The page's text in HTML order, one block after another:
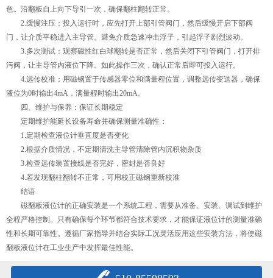
色。沿翻板自上向下导引一次，确保翻柱翻转正常。
2.缓慢注压：投入运行时，应先打开上部引管阀门，然后缓慢开启下部阀
门，让介质平稳进入主导管。避免介质急速冲击浮子，引起浮子剧烈波动。
3.多次测试：观察磁性红白球翻转是否正常，然后关闭下引管阀门，打开排
污阀，让主导管内液位下降。如此操作三次，确认正常后即可投入运行。
4.远传校准：用磁钢置于传感器零位和满量程位置，调整远传变送器，确保
液位为0时输出4mA，满量程时输出20mA。
四、维护与保养：保证长期稳定
定期维护能延长设备寿命并确保测量准确性：
1.定期检查液位计垂直度是否变化
2.根据介质情况，不定期清洗主导管清除管内沉积物杂质
3.检查远传装置接线是否完好，密封是否良好
4.若发现翻柱翻转不正常，可用校正磁钢重新校准
结语
磁翻板液位计的正确安装是一个系统工程，需要从准备、安装、调试到维护
全程严格控制。只有确保每个环节都符合技术要求，才能保证液位计的测量准确
性和长期可靠性。遵循厂家指导并结合实际工况灵活应用这些安装方法，将使磁
翻板液位计在工业生产中发挥最佳性能。